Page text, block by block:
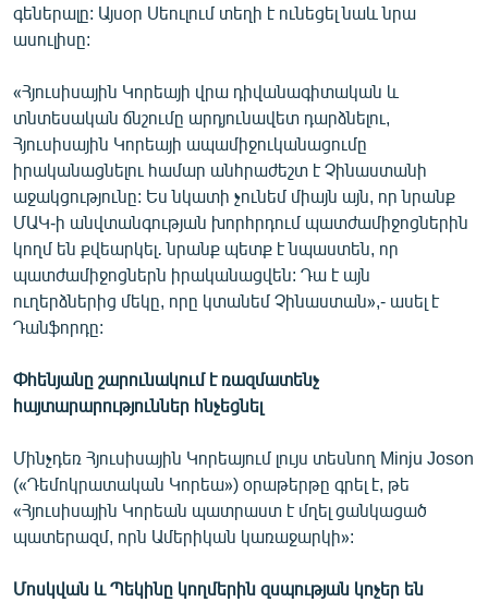
գեներալը: Այսօր Սեուլում տեղի է ունեցել նաև նրա
ասուլիսը:
«Հյուսիսային Կորեայի վրա դիվանագիտական և
տնտեսական ճնշումը արդյունավետ դարձնելու,
Հյուսիսային Կորեայի ապամիջուկանացումը
իրականացնելու համար անհրաժեշտ է Չինաստանի
աջակցությունը: Ես նկատի չունեմ միայն այն, որ նրանք
ՄԱԿ-ի անվտանգության խորհրդում պատժամիջոցներին
կողմ են քվեարկել․ նրանք պետք է նպաստեն, որ
պատժամիջոցներն իրականացվեն: Դա է այն
ուղերձներից մեկը, որը կտանեմ Չինաստան»,- ասել է
Դանֆորդը:
Փհենյանը շարունակում է ռազմատենչ
հայտարարություններ հնչեցնել
Մինչդեռ Հյուսիսային Կորեայում լույս տեսնող Minju Joson
(«Դեմոկրատական Կորեա») օրաթերթը գրել է, թե
«Հյուսիսային Կորեան պատրաստ է մղել ցանկացած
պատերազմ, որն Ամերիկան կառաջարկի»:
Մոսկվան և Պեկինը կողմերին զսպության կոչեր են